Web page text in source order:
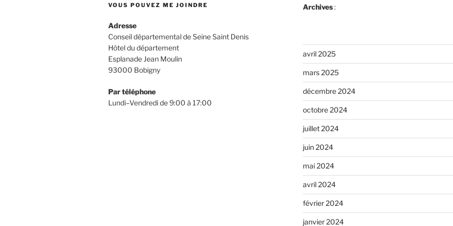
VOUS POUVEZ ME JOINDRE
Adresse
Conseil départemental de Seine Saint Denis
Hôtel du département
Esplanade Jean Moulin
93000 Bobigny
Par téléphone
Lundi–Vendredi de 9:00 à 17:00
Archives:
avril 2025
mars 2025
décembre 2024
octobre 2024
juillet 2024
juin 2024
mai 2024
avril 2024
février 2024
janvier 2024